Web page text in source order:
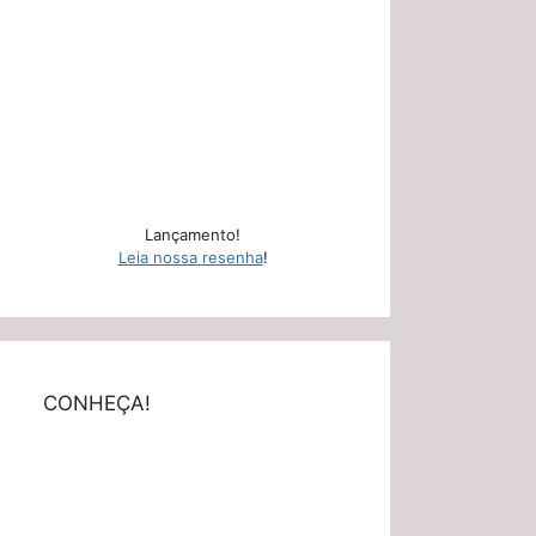
Lançamento!
Leia nossa resenha!
CONHEÇA!